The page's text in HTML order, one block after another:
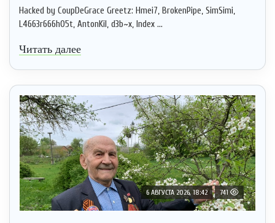
Hacked by CoupDeGrace Greetz: Hmei7, BrokenPipe, SimSimi,
L4663r666h05t, AntonKil, d3b~x, Index ...
Читать далее
6 АВГУСТА 2026, 18:42 741